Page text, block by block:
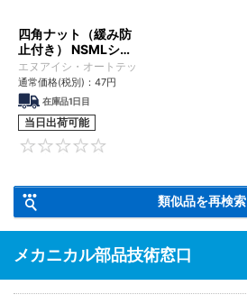
四角ナット（緩み防
止付き） NSMLシリ
ーズ
エヌアイシ・オートテック
通常価格(税別)： 47円
在庫品1日目
当日出荷可能
類似品を再検索
メカニカル部品技術窓口